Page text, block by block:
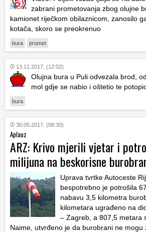
zabrani prometovanja zbog olujne
kamionet riječkom obilaznicom, zanosilo
kotača, skoro se preokrenuo
bura promet
13.11.2017. (12:02)
Olujna bura u Puli odvezala brod,
mol gdje se nabio i oštetio te
bura
30.05.2017. (08:30)
Aplauz
ARZ: Krivo mjerili vjetar i
milijuna na beskorisne
Uprava tvrtke Autoceste
bespotrebno je potrošila
nabavu 3,5 kilometra
kilometara ugrađeno na
– Zagreb, a 807,5 metara
Naime, utvrđeno je da burobrani ne mogu